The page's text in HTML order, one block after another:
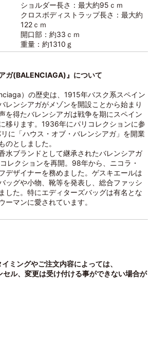
ショルダー長さ：最大約95ｃｍ
クロスボディストラップ長さ：最大約
122ｃｍ
開口部：約33ｃｍ
重量：約1310ｇ
ガ(BALENCIAGA)』について
）の歴史は、1915年バスク系スペイン
レンシアガがメゾンを開設ことから始まり
を得たバレンシアガは戦争を期にスペイン
移ります。1936年にパリコレクションに参
に「ハウス・オブ・バレンシアガ」を開業
のとしました。
水ブランドとして継承されたバレンシアガ
レクションを再開。98年から、ニコラ・
デザイナーを務めました。ゲスキエールは
ッグや小物、靴等を発表し、総合ファッシ
した。特にエディターズバッグは有名とな
ーマンに愛されています。
ミングやご注文内容によっては、
セル、変更は受け付ける事ができない場合が